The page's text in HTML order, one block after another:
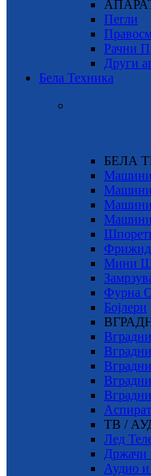
Пегли
Рачни
Други
Бела Техника
БЕЛА
Машини
Машини
Машини
Машини
Мини
Фурна
Бојлери
ТВ /
Лед
Држачи
Аудио